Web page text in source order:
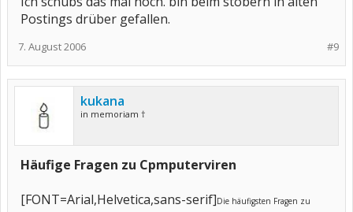
Postings drüber gefallen.
#9
7. August 2006
kukana
in memoriam †
Häufige Fragen zu Cpmputerviren
[FONT=Arial,Helvetica,sans-serif]Die häufigsten Fragen zu